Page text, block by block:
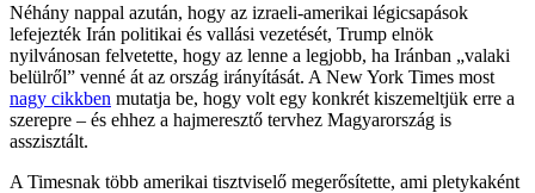
Néhány nappal azután, hogy az izraeli-amerikai légicsapások
lefejezték Irán politikai és vallási vezetését, Trump elnök
nyilvánosan felvetette, hogy az lenne a legjobb, ha Iránban „valaki
belülről” venné át az ország irányítását. A New York Times most
nagy cikkben mutatja be, hogy volt egy konkrét kiszemeltjük erre a
szerepre – és ehhez a hajmeresztő tervhez Magyarország is
asszisztált.
A Timesnak több amerikai tisztviselő megerősítette, ami pletykaként